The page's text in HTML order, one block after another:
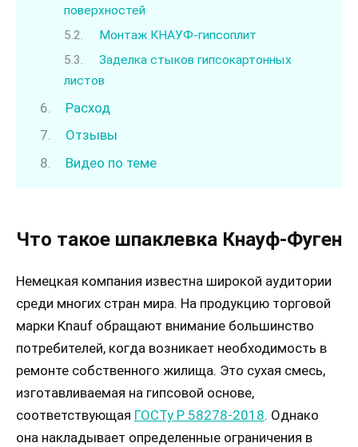
поверхностей
Монтаж КНАУФ-гипсоплит
Заделка стыков гипсокартонных
листов
Расход
Отзывы
Видео по теме
Что такое шпаклевка Кнауф-Фуген
Немецкая компания известна широкой аудитории
среди многих стран мира. На продукцию торговой
марки Knauf обращают внимание большинство
потребителей, когда возникает необходимость в
ремонте собственного жилища. Это сухая смесь,
изготавливаемая на гипсовой основе,
соответствующая ГОСТу Р 58278-2018. Однако
она накладывает определенные ограничения в